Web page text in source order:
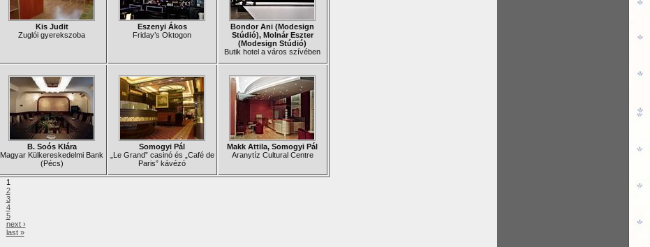
Kis Judit
Zuglói gyerekszoba
Eszenyi Ákos
Friday’s Oktogon
Bondor Ani (Modesign
Stúdió), Molnár Eszter
(Modesign Stúdió)
Butik hotel a város szívében
B. Soós Klára
Magyar Külkereskedelmi Bank
(Pécs)
Somogyi Pál
„Le Grand” casinó és „Café de
Paris” kávézó
Makk Attila, Somogyi Pál
Aranytíz Cultural Centre
1
2
3
4
5
next ›
last »